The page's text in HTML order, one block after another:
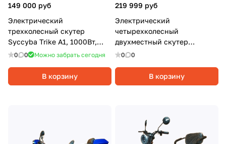
149 000 руб
Электрический
трехколесный скутер
Syccyba Trike A1, 1000Вт,
20Ач, Черный
0 0 Можно забрать сегодня
В корзину
219 999 руб
Электрический
четырехколесный
двухместный скутер
Syccyba 4rike X2, 1000Вт, 20
0 0
В корзину